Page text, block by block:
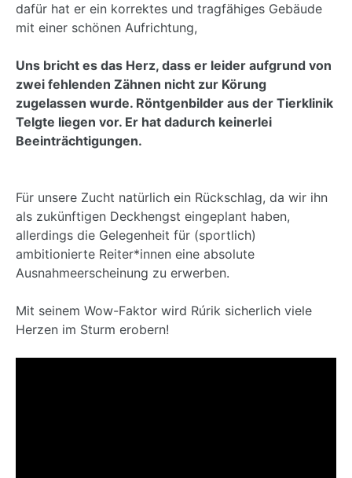
dafür hat er ein korrektes und tragfähiges Gebäude
mit einer schönen Aufrichtung,
Uns bricht es das Herz, dass er leider aufgrund von
zwei fehlenden Zähnen nicht zur Körung
zugelassen wurde. Röntgenbilder aus der Tierklinik
Telgte liegen vor. Er hat dadurch keinerlei
Beeinträchtigungen.
Für unsere Zucht natürlich ein Rückschlag, da wir ihn
als zukünftigen Deckhengst eingeplant haben,
allerdings die Gelegenheit für (sportlich)
ambitionierte Reiter*innen eine absolute
Ausnahmeerscheinung zu erwerben.
Mit seinem Wow-Faktor wird Rúrik sicherlich viele
Herzen im Sturm erobern!